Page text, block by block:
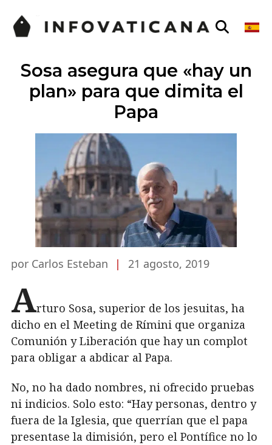
Sosa asegura que «hay un
plan» para que dimita el
Papa
por Carlos Esteban | 21 agosto, 2019
Arturo Sosa, superior de los jesuitas, ha
dicho en el Meeting de Rímini que organiza
Comunión y Liberación que hay un complot
para obligar a abdicar al Papa.
No, no ha dado nombres, ni ofrecido pruebas
ni indicios. Solo esto: “Hay personas, dentro y
fuera de la Iglesia, que querrían que el papa
presentase la dimisión, pero el Pontífice no lo